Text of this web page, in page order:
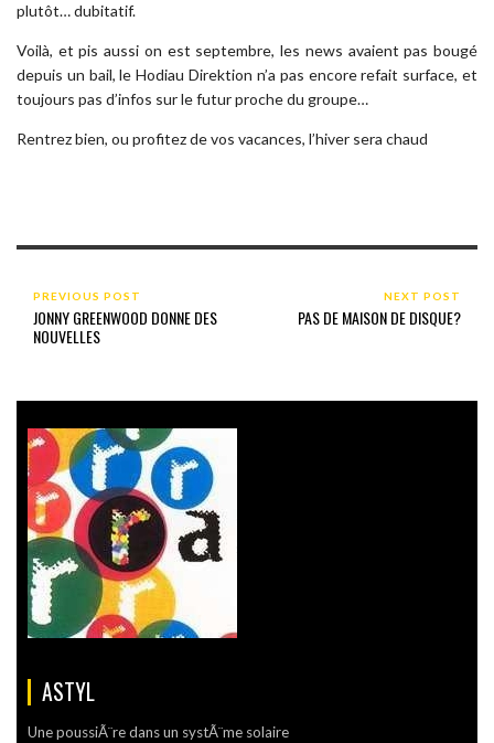
plutôt… dubitatif.
Voilà, et pis aussi on est septembre, les news avaient pas bougé
depuis un bail, le Hodiau Direktion n’a pas encore refait surface, et
toujours pas d’infos sur le futur proche du groupe…
Rentrez bien, ou profitez de vos vacances, l’hiver sera chaud
PREVIOUS POST
JONNY GREENWOOD DONNE DES
NOUVELLES
NEXT POST
PAS DE MAISON DE DISQUE?
ASTYL
Une poussiÃ¨re dans un systÃ¨me solaire